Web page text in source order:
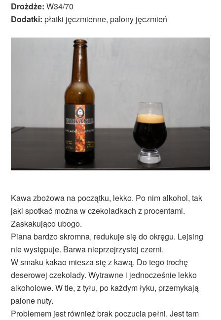
Drożdże: W34/70
Dodatki: płatki jęczmienne, palony jęczmień
Kawa zbożowa na początku, lekko. Po nim alkohol, tak
jaki spotkać można w czekoladkach z procentami.
Zaskakująco ubogo.
Piana bardzo skromna, redukuje się do okręgu. Lejsing
nie występuje. Barwa nieprzejrzystej czerni.
W smaku kakao miesza się z kawą. Do tego trochę
deserowej czekolady. Wytrawne i jednocześnie lekko
alkoholowe. W tle, z tyłu, po każdym łyku, przemykają
palone nuty.
Problemem jest również brak poczucia pełni. Jest tam